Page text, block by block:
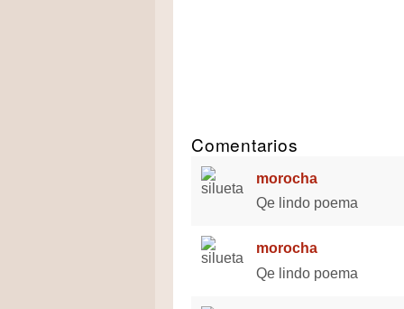
Comentarios
morocha
Qe lindo poema
morocha
Qe lindo poema